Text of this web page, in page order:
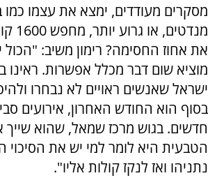
מסקרים מעודדים, ימצא את עצמו
את אחוז החסימה? רימון משיב: "הכול
מוציא שום דבר מכלל אפשרות. ראינו
ישראל שאנשים ראויים לא נבחרו
בסוף הוא החודש האחרון, אירועים
חדשים. בגוש מרכז שמאל, שהוא שייך
הטבעית היא לומר למי יש את הסיכוי
נתניהו ואז לנקז קולות אליו".